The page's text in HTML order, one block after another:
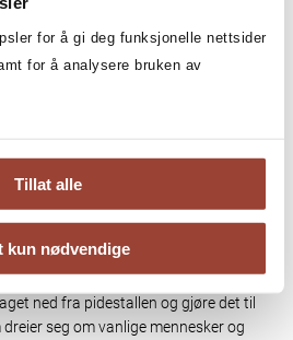
for å gi deg funksjonelle nettsider
for å analysere bruken av
Tillat alle
kun nødvendige
bli viktigere, mer relevant og knyttes
Er det noe som kan bidra til å
god ledelse. At noen tar ansvar, er
i Dagens næringsliv.
i praksiser basert på norsk forskning
går igjen fra dette arbeidet er
ned fra pidestallen og gjøre det til
seg om vanlige mennesker og